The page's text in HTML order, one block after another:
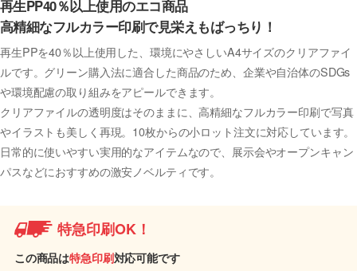
再生PP40％以上使用のエコ商品
高精細なフルカラー印刷で見栄えもばっちり！
再生PPを40％以上使用した、環境にやさしいA4サイズのクリアファイ
ルです。グリーン購入法に適合した商品のため、企業や自治体のSDGs
や環境配慮の取り組みをアピールできます。
クリアファイルの透明度はそのままに、高精細なフルカラー印刷で写真
やイラストも美しく再現。10枚からの小ロット注文に対応しています。
日常的に使いやすい実用的なアイテムなので、展示会やオープンキャン
パスなどにおすすめの激安ノベルティです。
特急印刷OK！
この商品は特急印刷対応可能です